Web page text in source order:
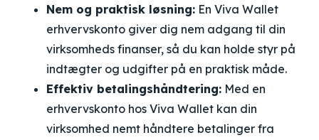
Nem og praktisk løsning: En Viva Wallet
erhvervskonto giver dig nem adgang til din
virksomheds finanser, så du kan holde styr på
indtægter og udgifter på en praktisk måde.
Effektiv betalingshåndtering: Med en
erhvervskonto hos Viva Wallet kan din
virksomhed nemt håndtere betalinger fra